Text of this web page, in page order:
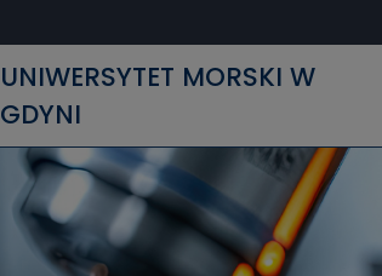
UNIWERSYTET MORSKI W
GDYNI